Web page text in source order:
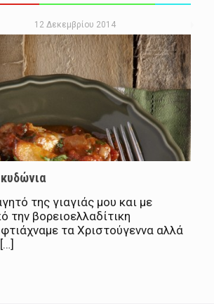
12 Δεκεμβρίου 2014
της γιαγιάς μου και με
την βορειοελλαδίτικη
τα Χριστούγεννα αλλά